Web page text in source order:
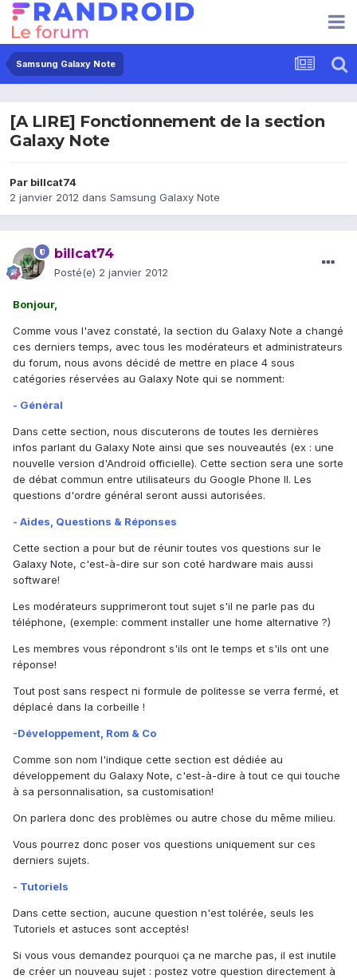
Samsung Galaxy Note
[A LIRE] Fonctionnement de la section
Galaxy Note
Par billcat74
2 janvier 2012 dans Samsung Galaxy Note
billcat74
Posté(e) 2 janvier 2012
Bonjour,
Comme vous l'avez constaté, la section du Galaxy Note a changé
ces derniers temps, avec tous les modérateurs et administrateurs
du forum, nous avons décidé de mettre en place 4 sous
catégories réservées au Galaxy Note qui se nomment:
- Général
Dans cette section, nous discuterons de toutes les dernières
infos parlant du Galaxy Note ainsi que ses nouveautés (ex : une
nouvelle version d'Android officielle). Cette section sera une sorte
de débat commun entre utilisateurs du Google Phone II. Les
questions d'ordre général seront aussi autorisées.
- Aides, Questions & Réponses
Cette section a pour but de réunir toutes vos questions sur le
Galaxy Note, c'est-à-dire sur son coté hardware mais aussi
software!
Les modérateurs supprimeront tout sujet s'il ne parle pas du
téléphone, (exemple: comment installer une home alternative ?)
Les membres vous répondront s'ils ont le temps et s'ils ont une
réponse!
Tout post sans respect ni formule de politesse se verra fermé, et
déplacé dans la corbeille !
-Développement, Rom & Co
Comme son nom l'indique cette section est dédiée au
développement du Galaxy Note, c'est-à-dire à tout ce qui touche
à sa personnalisation, sa customisation!
On parlera donc des problèmes ou autre chose du même milieu.
Vous pourrez donc poser vos questions uniquement sur ces
derniers sujets.
- Tutoriels
Dans cette section, aucune question n'est tolérée, seuls les
Tutoriels et astuces sont acceptés!
Si vous vous demandez pourquoi ça ne marche pas, il est inutile
de créer un nouveau sujet : postez votre question directement à